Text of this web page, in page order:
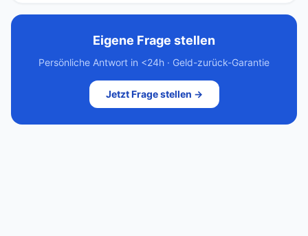
Eigene Frage stellen
Persönliche Antwort in <24h · Geld-zurück-Garantie
Jetzt Frage stellen →